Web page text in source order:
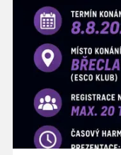
K tanci a
Lanžhotčané.
Těšíme se na